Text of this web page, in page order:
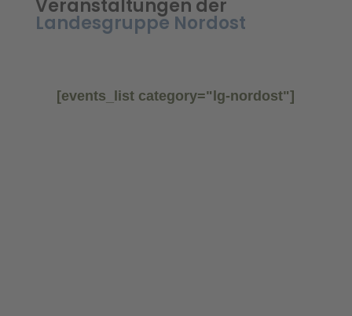
Veranstaltungen der
Landesgruppe Nordost
[events_list category="lg-nordost"]